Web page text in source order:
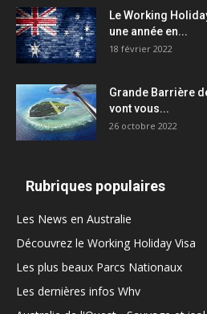
Le Working
une année en...
18 février 2022
Grande Barrière
vont vous...
26 octobre 2022
Rubriques populaires
Les News en Australie
Découvrez le Working Holiday Visa
Les plus beaux Parcs Nationaux
Les dernières infos Whv